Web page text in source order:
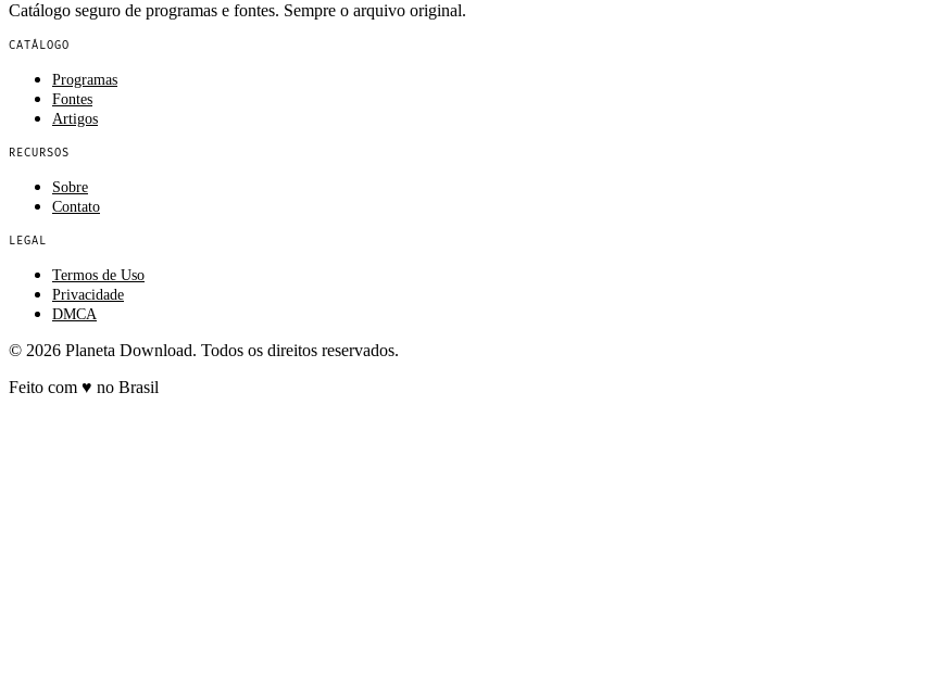
Catálogo seguro de programas e fontes. Sempre o arquivo original.
CATÁLOGO
Programas
Fontes
Artigos
RECURSOS
Sobre
Contato
LEGAL
Termos de Uso
Privacidade
DMCA
© 2026 Planeta Download. Todos os direitos reservados.
Feito com ♥ no Brasil